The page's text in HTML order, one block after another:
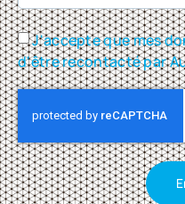
J'accepte que mes
d'être recontacté par